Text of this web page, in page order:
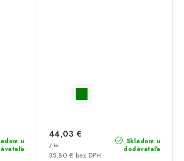
u
Skladom u
dodávateľa
35,80 € bez DPH
44,03 €
/ ks